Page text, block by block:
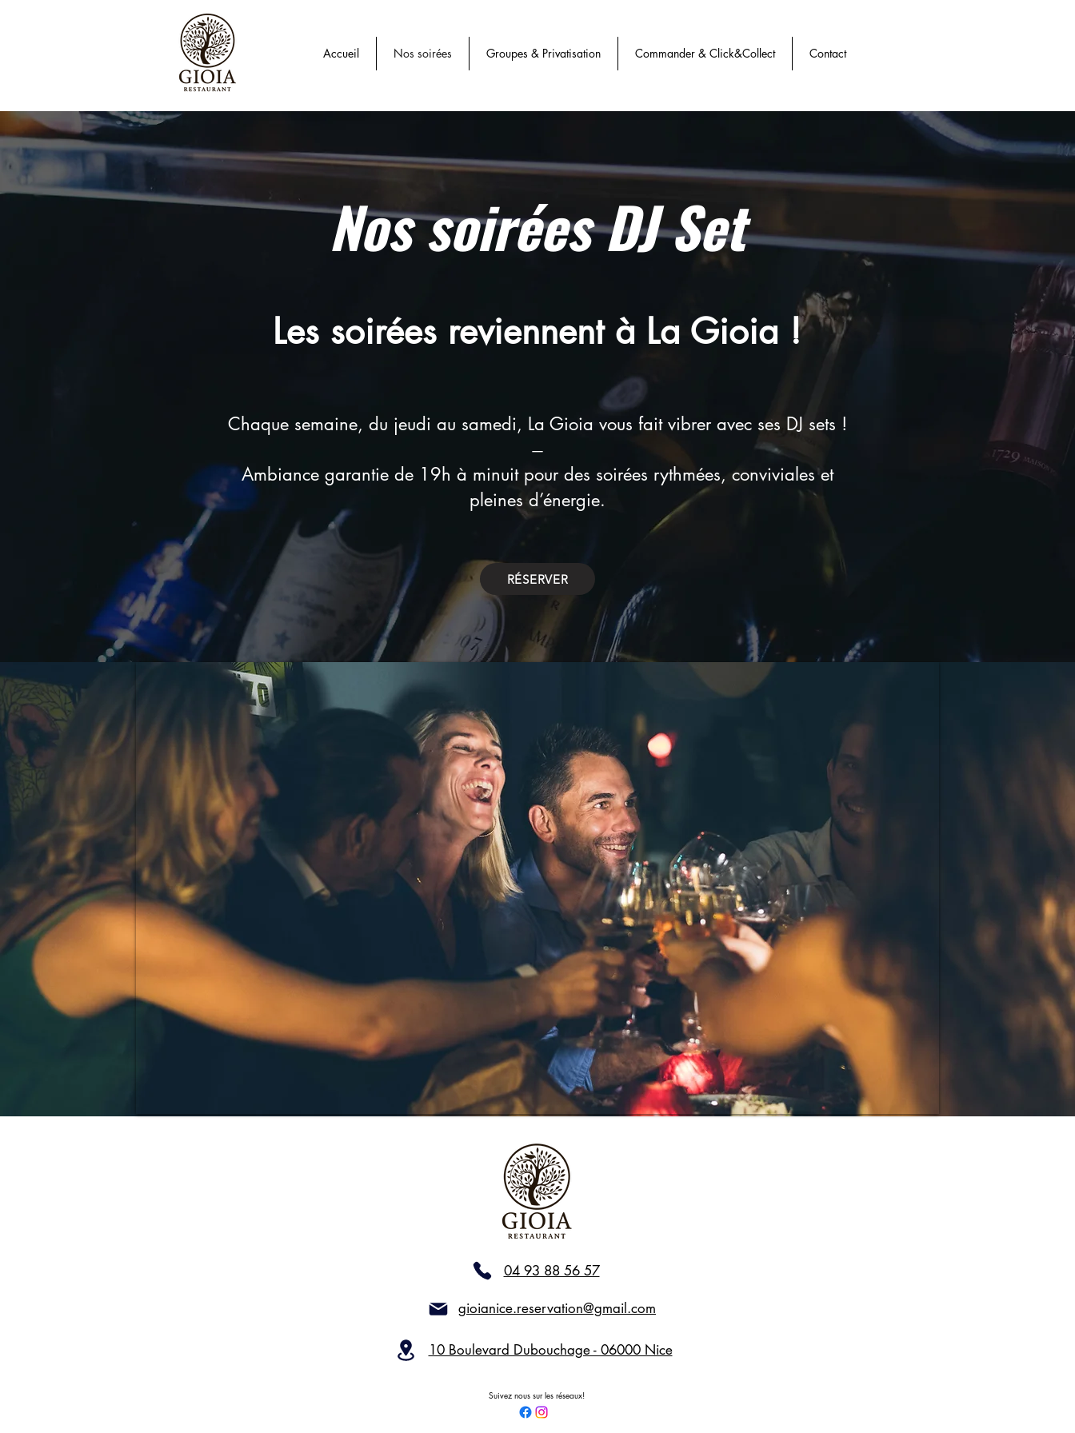
Accueil Nos soirées Groupes & Privatisation Commander & Click&Collect Contact
Nos soirées DJ Set
Les soirées reviennent à La Gioia !
Chaque semaine, du jeudi au samedi, La Gioia vous fait vibrer avec ses DJ sets !
—
Ambiance garantie de 19h à minuit pour des soirées rythmées, conviviales et
pleines d’énergie.
RÉSERVER
04 93 88 56 57
gioianice.reservation@gmail.com
10 Boulevard Dubouchage - 06000 Nice
Suivez nous sur les réseaux!